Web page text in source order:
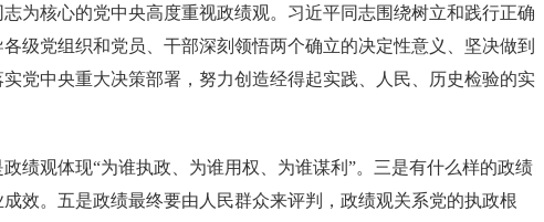
为核心的党中央高度重视政绩观。习近平同志围绕树立和践行正确
级党组织和党员、干部深刻领悟两个确立的决定性意义、坚决做到
党中央重大决策部署，努力创造经得起实践、人民、历史检验的实
绩观体现“为谁执政、为谁用权、为谁谋利”。三是有什么样的政绩
效。五是政绩最终要由人民群众来评判，政绩观关系党的执政根